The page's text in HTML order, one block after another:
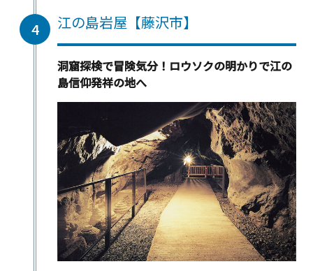
4 江の島岩屋【藤沢市】
洞窟探検で冒険気分！ロウソクの明かりで江の
島信仰発祥の地へ